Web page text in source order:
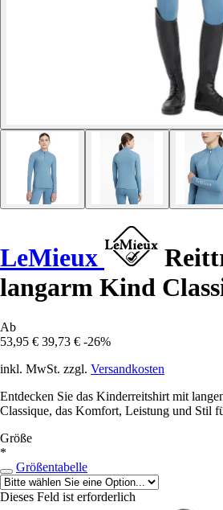
LeMieux
langarm Kind
Ab
53,95 € 39,73 € -26%
inkl. MwSt. zzgl. Versandkosten
Entdecken Sie das Kinderreitshirt mit
Classique, das Komfort, Leistung und Stil
Größe
*
Größentabelle
Dieses Feld ist erforderlich